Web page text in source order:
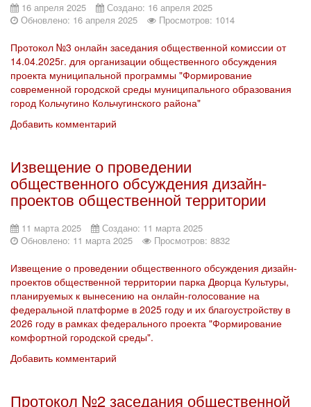
16 апреля 2025
Создано: 16 апреля 2025
Обновлено: 16 апреля 2025
Просмотров: 1014
Протокол №3 онлайн заседания общественной комиссии от
14.04.2025г. для организации общественного обсуждения
проекта муниципальной программы "Формирование
современной городской среды муниципального образования
город Кольчугино Кольчугинского района"
Добавить комментарий
Извещение о проведении
общественного обсуждения дизайн-
проектов общественной территории
11 марта 2025
Создано: 11 марта 2025
Обновлено: 11 марта 2025
Просмотров: 8832
Извещение о проведении общественного обсуждения дизайн-
проектов общественной территории парка Дворца Культуры,
планируемых к вынесению на онлайн-голосование на
федеральной платформе в 2025 году и их благоустройству в
2026 году в рамках федерального проекта "Формирование
комфортной городской среды".
Добавить комментарий
Протокол №2 заседания общественной